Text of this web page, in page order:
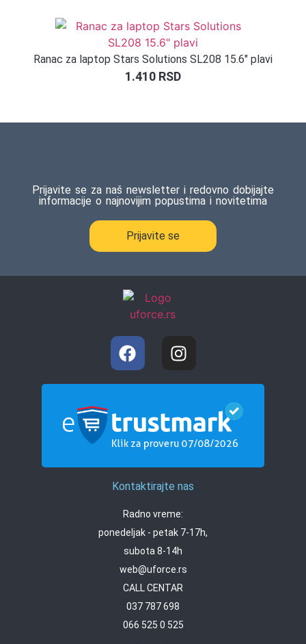
Ranac za laptop Stars Solutions SL208 15.6″ plavi
1.410 RSD
Prijavite se za naš newsletter i redovno dobijajte
informacije o najnovijim popustima i novitetima
Prijavite se
Kontaktirajte nas
Radno vreme:
ponedeljak - petak 7-17h,
subota 8-14h
web@uforce.rs
CALL CENTAR
037 787 698
066 525 0 525